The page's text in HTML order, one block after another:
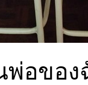
พ่อขอ